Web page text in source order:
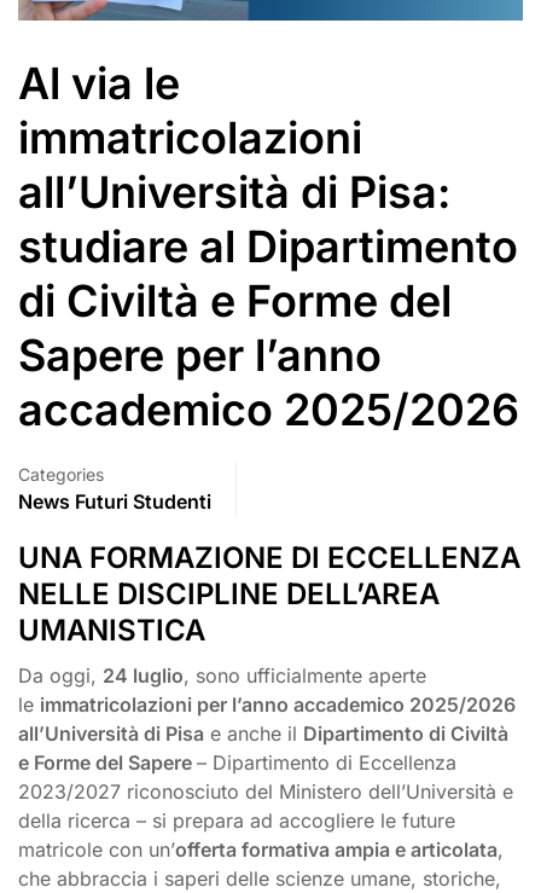
Al via le
immatricolazioni
all’Università di Pisa:
studiare al Dipartimento
di Civiltà e Forme del
Sapere per l’anno
accademico 2025/2026
Categories
News Futuri Studenti
UNA FORMAZIONE DI ECCELLENZA
NELLE DISCIPLINE DELL’AREA
UMANISTICA
Da oggi, 24 luglio, sono ufficialmente aperte
le immatricolazioni per l’anno accademico 2025/2026
all’Università di Pisa e anche il Dipartimento di Civiltà
e Forme del Sapere – Dipartimento di Eccellenza
2023/2027 riconosciuto del Ministero dell’Università e
della ricerca – si prepara ad accogliere le future
matricole con un’offerta formativa ampia e articolata,
che abbraccia i saperi delle scienze umane, storiche,